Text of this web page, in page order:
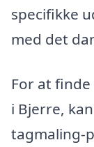
specifikke
med det
For at
i Bjerre,
tagmaling-